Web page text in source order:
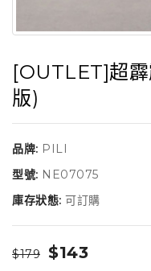
[OUTLET]超
版)
品牌: PILI
型號: NE07075
庫存狀態: 可訂購
$179 $143